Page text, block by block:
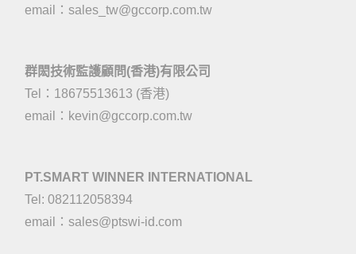
email： sales_tw@gccorp.com.tw
群閎技術監護顧問(香港)有限公司
Tel：18675513613 (香港)
email： kevin@gccorp.com.tw
PT.SMART WINNER INTERNATIONAL
Tel: 082112058394
email： sales@ptswi-id.com